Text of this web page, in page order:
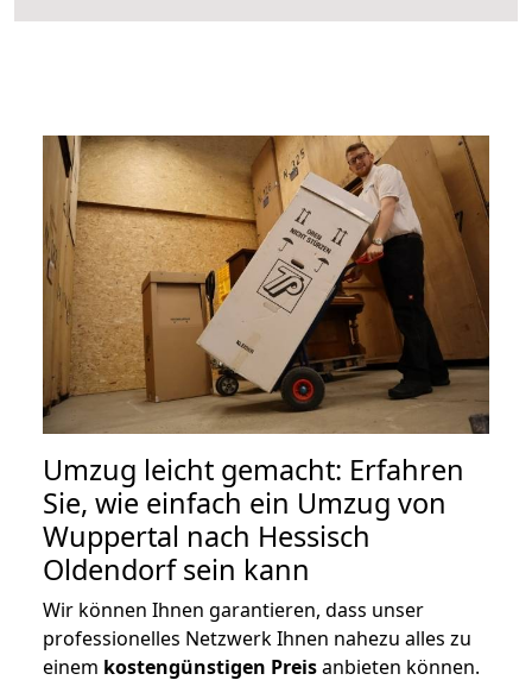
Umzug leicht gemacht: Erfahren
Sie, wie einfach ein Umzug von
Wuppertal nach Hessisch
Oldendorf sein kann
Wir können Ihnen garantieren, dass unser
professionelles Netzwerk Ihnen nahezu alles zu
einem kostengünstigen Preisanbieten können.